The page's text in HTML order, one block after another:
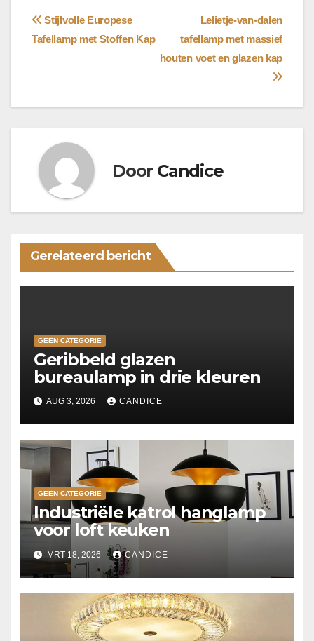
Bericht
navigatie
Lelietje-van-dalen
tafellamp met massief
houten voet en glazen kap
Stijlvolle Europese
Tafellamp met Stoffen Kap
Door Candice
Gerelateerd bericht
GEEN CATEGORIE
Geribbeld glazen
bureaulamp in drie kleuren
AUG 3, 2026 CANDICE
GEEN CATEGORIE
Industriële katrol hanglamp
voor loft keuken
MRT 18, 2026 CANDICE